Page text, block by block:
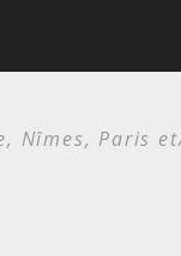
Nîmes, Paris